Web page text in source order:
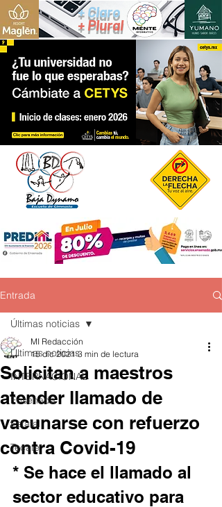
+ Claro
+ Plural
Entrada
Últimas noticias
INTERNACIONAL
Ensenada
Estatal
Tecate
Últimas noticias
Solicitan a maestros
atender llamado de
vacunarse con refuerzo
contra Covid-19
MI Redacción
15 dic 2021 3 min de lectura
* Se hace el llamado al
sector educativo para